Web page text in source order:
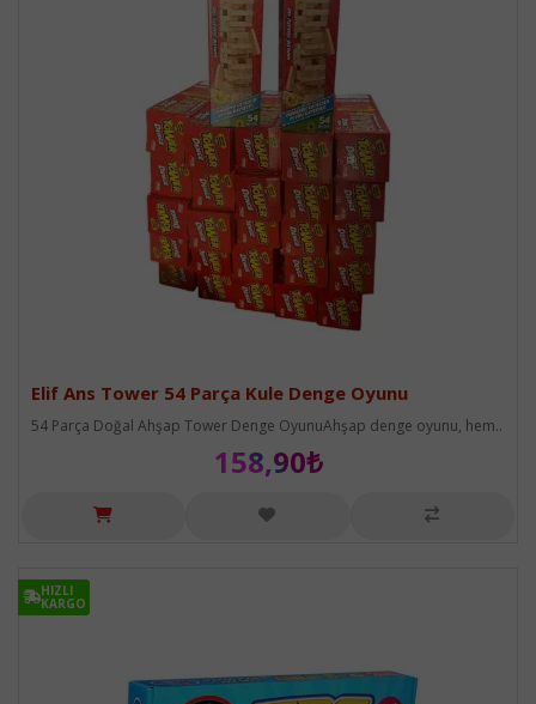
Elif Ans Tower 54 Parça Kule Denge Oyunu
54 Parça Doğal Ahşap Tower Denge OyunuAhşap denge oyunu, hem..
158,90₺
HIZLI
KARGO
HIZLI
KARGO